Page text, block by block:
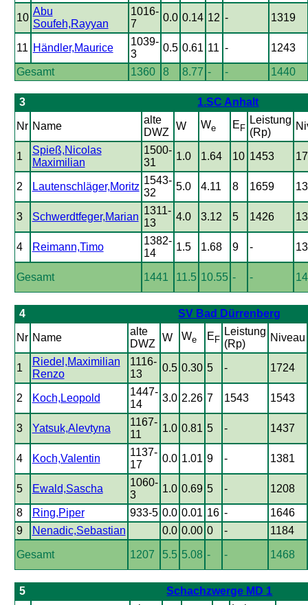
10
Abu
Soufeh,Rayyan
1016-
7
0.0 0.14 12 - 1319
11 Händler,Maurice
1039-
3
0.5 0.61 11 - 1243
Gesamt 1360 8 8.77 - - 1440
3 1.SC Anhalt
Nr Name
alte
DWZ
W We E F
Leistung
(Rp)
1
Spieß,Nicolas
Maximilian
1500-
31
1.0 1.64 10 1453
2 Lautenschläger,Moritz
1543-
32
5.0 4.11 8 1659
3 Schwerdtfeger,Marian
1311-
13
4.0 3.12 5 1426
4 Reimann,Timo
1382-
14
1.5 1.68 9 -
Gesamt 1441 11.5 10.55 - -
4 SV Bad Dürrenberg
Nr Name
alte
DWZ
W We E F
Leistung
(Rp)
Niveau
1
Riedel,Maximilian
Renzo
1116-
13
0.5 0.30 5 - 1724
2 Koch,Leopold
1447-
14
3.0 2.26 7 1543 1543
3 Yatsuk,Alevtyna
1167-
11
1.0 0.81 5 - 1437
4 Koch,Valentin
1137-
17
0.0 1.01 9 - 1381
5 Ewald,Sascha
1060-
3
1.0 0.69 5 - 1208
8 Ring,Piper 933-5 0.0 0.01 16 -
1646
9
Nenadic,Sebastian 0.0 0.00 0 - 1184
Gesamt 1207 5.5 5.08 - - 1468
5
Schachzwerge MD 1